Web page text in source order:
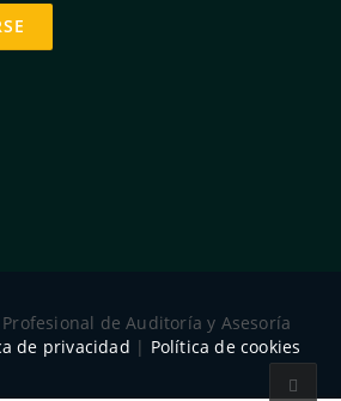
de Auditoría y Asesoría
de privacidad | Política de cookies